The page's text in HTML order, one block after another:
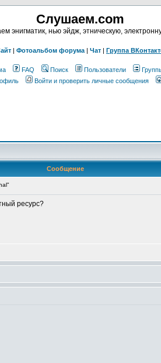
Слушаем.com
энигматик, нью эйдж, этническую,
| Фотоальбом форума | Чат | Группа
FAQ Поиск Пользователи
Войти и проверить личные сообщения
Сообщение
ресурс?